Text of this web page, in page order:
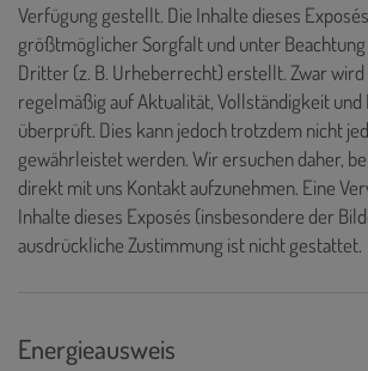
Verfügung gestellt. Die Inhalte dieses
größtmöglicher Sorgfalt und unter
Dritter (z. B. Urheberrecht) erstellt. Zwar wird
regelmäßig auf Aktualität, Vollständigkeit und
überprüft. Dies kann jedoch trotzdem nicht
gewährleistet werden. Wir ersuchen daher,
direkt mit uns Kontakt aufzunehmen. Eine
Inhalte dieses Exposés (insbesondere der
ausdrückliche Zustimmung ist nicht gestattet.
Energieausweis